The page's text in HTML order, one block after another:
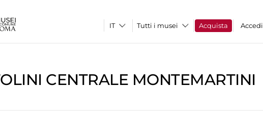
Tutti i musei Acquista Accedi
CENTRALE MONTEMARTINI